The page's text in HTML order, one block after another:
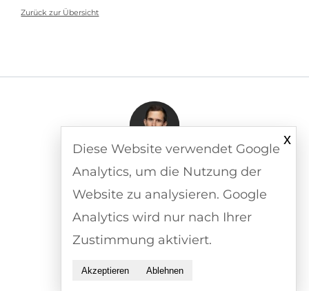
Zurück zur Übersicht
Alexander Krößwang-Ridler
Sachverständiger, Berater & Trainer
ak@kroesswang.com
Nutzungshinweise
x
Diese Website verwendet Google
Analytics, um die Nutzung der
Website zu analysieren. Google
Analytics wird nur nach Ihrer
Zustimmung aktiviert.
Akzeptieren Ablehnen